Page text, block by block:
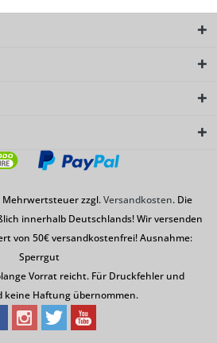
Mehrwertsteuer zzgl.Versandkosten. Die
innerhalb Deutschlands! Wir versenden
von 50€ versandkostenfrei! Ausnahme:
Sperrgut
Vorrat reicht. Für Druckfehler und
keine Haftung übernommen.